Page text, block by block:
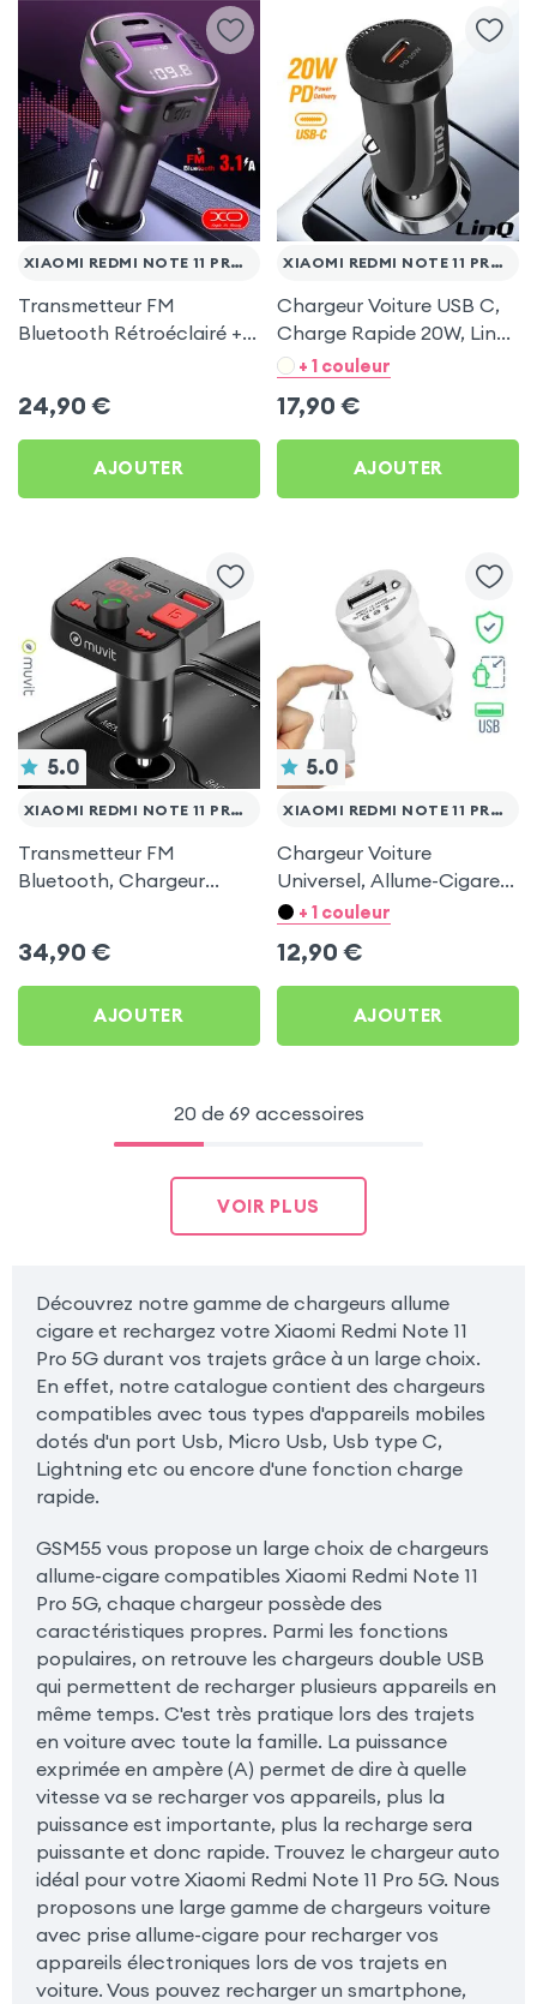
XIAOMI REDMI NOTE 11 PRO 5G
Transmetteur FM
Bluetooth Rétroéclairé +
24,90 €
AJOUTER
XIAOMI REDMI NOTE 11 PRO 5G
Chargeur Voiture USB C,
Charge Rapide 20W, LinQ
- Noir pour Xiaomi Redmi
+ 1 couleur
17,90 €
AJOUTER
5.0
XIAOMI REDMI NOTE 11 PRO 5G
Transmetteur FM
Bluetooth, Chargeur
5G
34,90 €
AJOUTER
5.0
XIAOMI REDMI NOTE 11 PRO 5G
Chargeur Voiture
Universel, Allume-Cigare
Ultra Compact avec
+ 1 couleur
12,90 €
AJOUTER
20 de 69 accessoires
VOIR PLUS
Découvrez notre gamme de chargeurs allume
cigare et rechargez votre Xiaomi Redmi Note 11
Pro 5G durant vos trajets grâce à un large choix.
En effet, notre catalogue contient des chargeurs
compatibles avec tous types d'appareils mobiles
dotés d'un port Usb, Micro Usb, Usb type C,
Lightning etc ou encore d'une fonction charge
rapide.
GSM55 vous propose un large choix de chargeurs
allume-cigare compatibles Xiaomi Redmi Note 11
Pro 5G, chaque chargeur possède des
caractéristiques propres. Parmi les fonctions
populaires, on retrouve les chargeurs double USB
qui permettent de recharger plusieurs appareils en
même temps. C'est très pratique lors des trajets
en voiture avec toute la famille. La puissance
exprimée en ampère (A) permet de dire à quelle
vitesse va se recharger vos appareils, plus la
puissance est importante, plus la recharge sera
puissante et donc rapide. Trouvez le chargeur auto
idéal pour votre Xiaomi Redmi Note 11 Pro 5G. Nous
proposons une large gamme de chargeurs voiture
avec prise allume-cigare pour recharger vos
appareils électroniques lors de vos trajets en
voiture. Vous pouvez recharger un smartphone,